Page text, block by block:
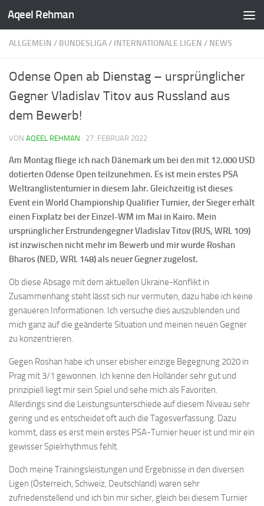
Aqeel Rehman
ALLGEMEIN / BUNDESLIGA/ INTERNATIONALE LIGEN / NEWS
Odense Open ab Dienstag – ursprünglicher
Gegner Vladislav Titov aus Russland aus
dem Bewerb!
VON AQEEL REHMAN · 27. FEBRUAR 2022
Am Montag fliege ich nach Dänemark um bei den mit 12.000 USD
dotierten Odense Open teilzunehmen. Es ist mein erstes PSA
Weltranglistenturnier in diesem Jahr. Gleichzeitig ist dieses
Event ein World Championship Qualifier Turnier, der Sieger erhält
einen Fixplatz bei der Einzel-WM im Mai in Kairo. Mein
ursprünglicher Erstrundengegner Vladislav Titov (RUS, WRL 109)
ist inzwischen nicht mehr im Bewerb und mir wurde Roshan
Bharos (NED, WRL 148) als neuer Gegner zugelost.
Ob diese Absage mit dem aktuellen Ukraine-Konflikt in
Zusammenhang steht lässt sich nur vermuten, dazu habe ich keine
genaueren Informationen. Ich versuche dies auszublenden und
mich ganz auf die geänderte Situation und meinen neuen Gegner
zu konzentrieren.
Gegen Roshan habe ich unser ebisher einzige Begegnung 2020 in
Prag mit 3/1 gewonnen. Ich kenne den Holländer sehr gut und
prinzipiell liegt mir sein Spiel und sehe mich als Favoriten.
Allerdings sind die Leistungsunterschiede auf diesem Niveau sehr
gering und es entscheidet oft auch die Tagesverfassung. Dazu
kommt, dass es erst mein erstes PSA-Turnier heuer ist und mir ein
gewisser Spielrhythmus fehlt.
Doch meine Trainingsleistungen und Ergebnisse in den diversen
Ligen (Österreich, Schweiz, Deutschland) waren sehr
zufriedenstellend und ich bin mir sicher, gleich bei diesem Turnier